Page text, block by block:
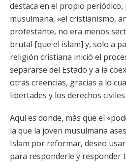
destaca en el propio periódico,
musulmana, «el cristianismo,
protestante, no era menos
brutal [que el islam] y, solo a
religión cristiana inició el
separarse del Estado y a la
otras creencias, gracias a lo
libertades y los derechos
Aquí es donde, más que el
la que la joven musulmana
Islam por reformar, deseo
para responderle y responder